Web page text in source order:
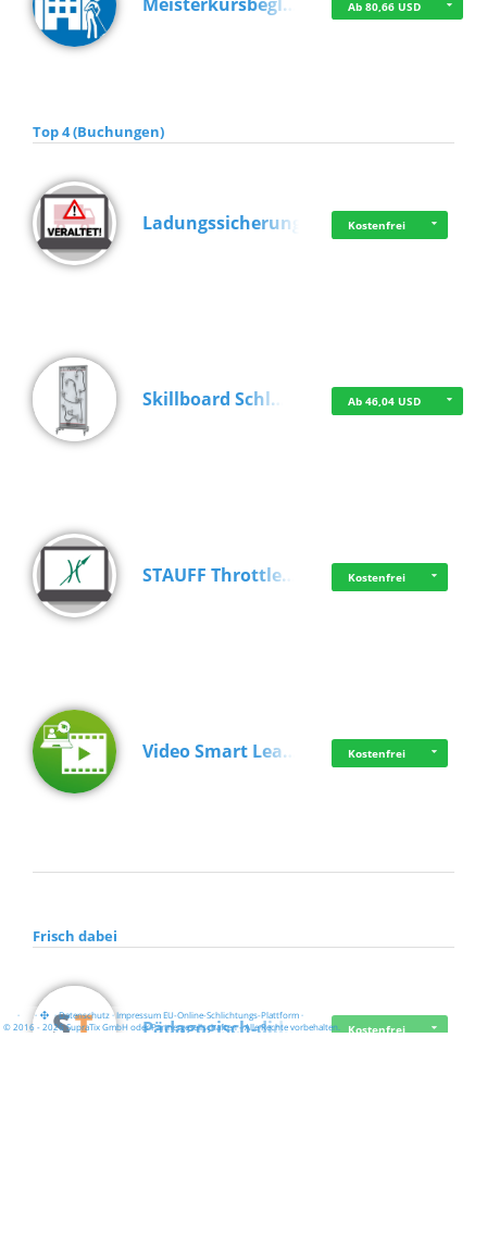
Ab 80,66 USD
Top 4 (Buchungen)
Ladungssicherung Kostenfrei
Skillboard Schl… Ab 46,04 USD
STAUFF Throttle… Kostenfrei
Video Smart Lea… Kostenfrei
Frisch dabei
Pädagogisch-did… Kostenfrei
· · ·Datenschutz·Impressum EU-Online-Schlichtungs-Plattform·
© 2016 - 2026 SupraTix GmbH oder Partnergesellschaften - Alle Rechte vorbehalten.